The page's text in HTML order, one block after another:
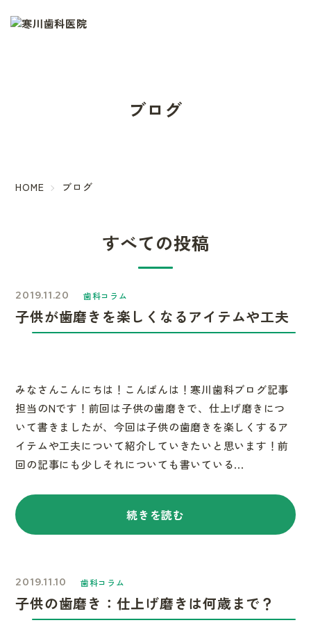
ブログ
HOME ブログ
すべての投稿
2019.11.20 歯科コラム
子供が歯磨きを楽しくなるアイテムや工夫
みなさんこんにちは！こんばんは！寒川歯科ブログ記事
担当のNです！前回は子供の歯磨きで、仕上げ磨きにつ
いて書きましたが、今回は子供の歯磨きを楽しくするア
イテムや工夫について紹介していきたいと思います！前
回の記事にも少しそれについても書いている...
続きを読む
2019.11.10 歯科コラム
子供の歯磨き：仕上げ磨きは何歳まで？